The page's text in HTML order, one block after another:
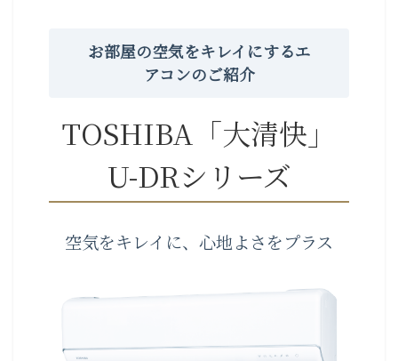
お部屋の空気をキレイにするエ
アコンのご紹介
TOSHIBA「大清快」
U-DRシリーズ
空気をキレイに、心地よさをプラス